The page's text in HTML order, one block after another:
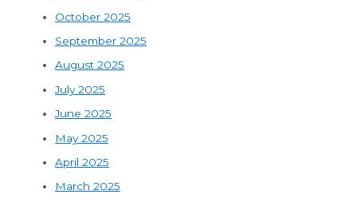
October 2025
September 2025
August 2025
July 2025
June 2025
May 2025
April 2025
March 2025